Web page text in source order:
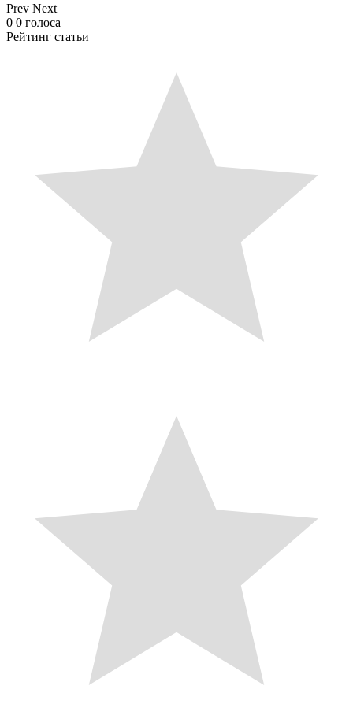
Prev Next
0 0 голоса
Рейтинг статьи